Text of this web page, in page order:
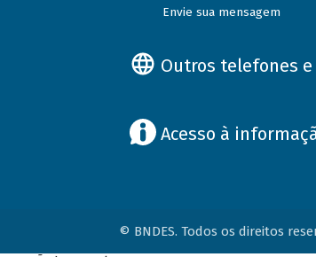
Envie sua mensagem
Outros telefones e
Acesso à
© BNDES. Todos os direitos